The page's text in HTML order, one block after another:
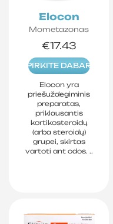
Elocon
Mometazonas
€17.43
PIRKITE DABAR
Elocon yra
priešuždegiminis
preparatas,
priklausantis
kortikosteroidų
(arba steroidų)
grupei, skirtas
vartoti ant odos. ..